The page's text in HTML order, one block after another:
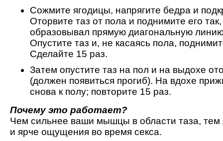
Сожмите ягодицы, напрягите бедра и
Оторвите таз от пола и поднимите его
образовывал прямую диагональную
Опустите таз и, не касаясь пола,
Сделайте 15 раз.
Затем опустите таз на пол и на выдохе
(должен появиться прогиб). На вдохе
снова к полу; повторите 15 раз.
Почему это работает?
Чем сильнее ваши мышцы в области таза, тем
и ярче ощущения во время секса.